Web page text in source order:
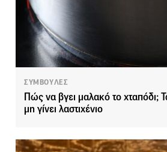
ΣΥΜΒΟΥΛΕΣ
Πώς να βγει μαλακό το χταπόδι;
μη γίνει λαστιχένιο